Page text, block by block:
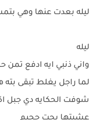
ليله بعدت عنها وهي
ليله
واني ذنبي ايه ادفع
لما راجل يغلط تبقى بته
شوفت الحكايه دي جبل
عشيتها بجت جحيم